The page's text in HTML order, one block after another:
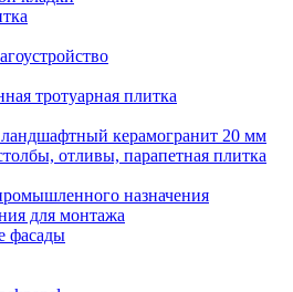
тротуарная плитка
керамогранит 20 мм
отливы, парапетная плитка
назначения
для монтажа
фасады